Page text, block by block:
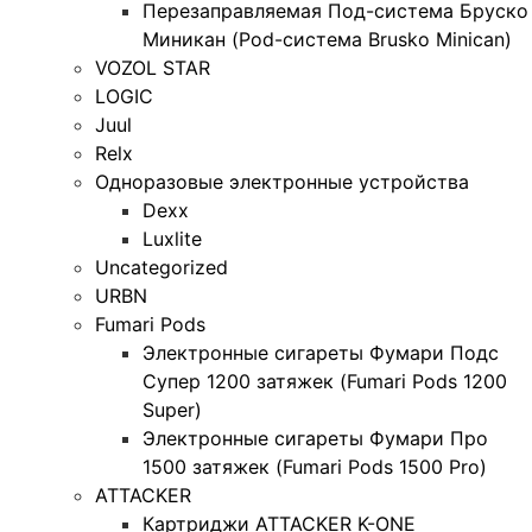
Перезаправляемая Под-система Бруско
Миникан (Pod-система Brusko Minican)
VOZOL STAR
LOGIC
Juul
Relx
Одноразовые электронные устройства
Dexx
Luxlite
Uncategorized
URBN
Fumari Pods
Электронные сигареты Фумари Подс
Супер 1200 затяжек (Fumari Pods 1200
Super)
Электронные сигареты Фумари Про
1500 затяжек (Fumari Pods 1500 Pro)
ATTACKER
Картриджи ATTACKER K-ONE